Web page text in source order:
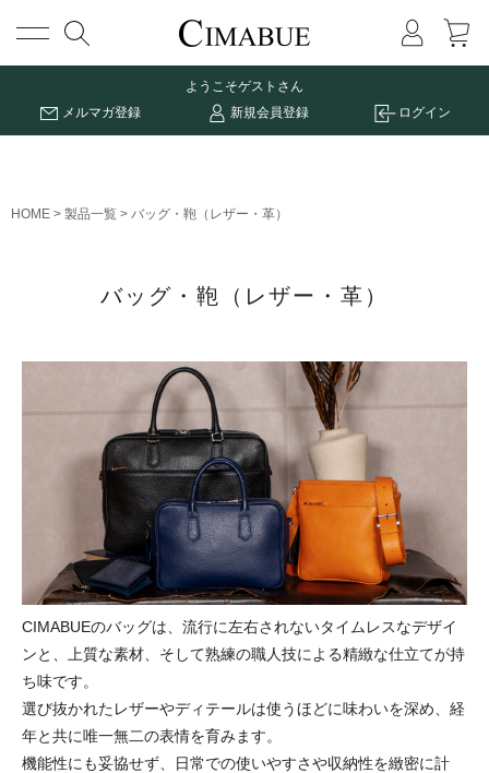
メニュー
ようこそゲストさん
メルマガ登録
新規会員登録 ログイン
HOME 製品一覧 バッグ・鞄（レザー・革）
バッグ・鞄（レザー・革）
CIMABUEのバッグは、流行に左右されないタイムレスなデザイ
ンと、上質な素材、そして熟練の職人技による精緻な仕立てが持
ち味です。
選び抜かれたレザーやディテールは使うほどに味わいを深め、経
年と共に唯一無二の表情を育みます。
機能性にも妥協せず、日常での使いやすさや収納性を緻密に計